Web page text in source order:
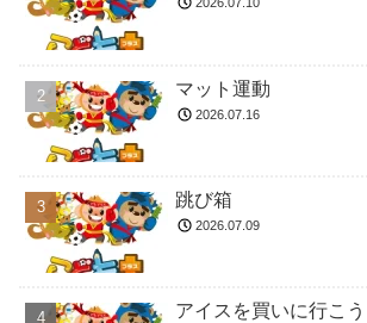
マット運動
2026.07.16
跳び箱
2026.07.09
アイスを買いに行こう